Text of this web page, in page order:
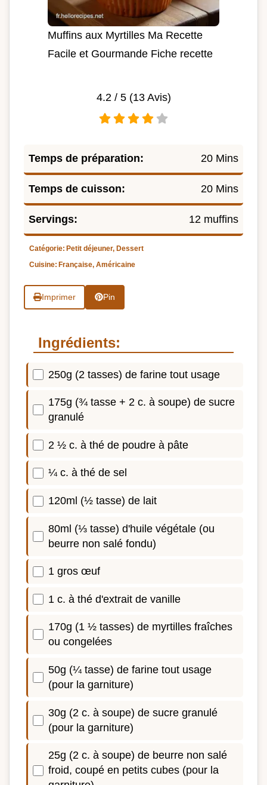
Muffins aux Myrtilles Ma Recette
Facile et Gourmande Fiche recette
4.2/ 5 (13Avis)
Temps de préparation: 20 Mins
Temps de cuisson: 20 Mins
Servings: 12 muffins
Catégorie: Petit déjeuner, Dessert
Cuisine: Française, Américaine
Imprimer Pin
Ingrédients:
250g (2 tasses) de farine tout usage
175g (¾ tasse + 2 c. à soupe) de sucre
granulé
2 ½ c. à thé de poudre à pâte
¼ c. à thé de sel
120ml (½ tasse) de lait
80ml (⅓ tasse) d'huile végétale (ou
beurre non salé fondu)
1 gros œuf
1 c. à thé d'extrait de vanille
170g (1 ½ tasses) de myrtilles fraîches
ou congelées
50g (¼ tasse) de farine tout usage
(pour la garniture)
30g (2 c. à soupe) de sucre granulé
(pour la garniture)
25g (2 c. à soupe) de beurre non salé
froid, coupé en petits cubes (pour la